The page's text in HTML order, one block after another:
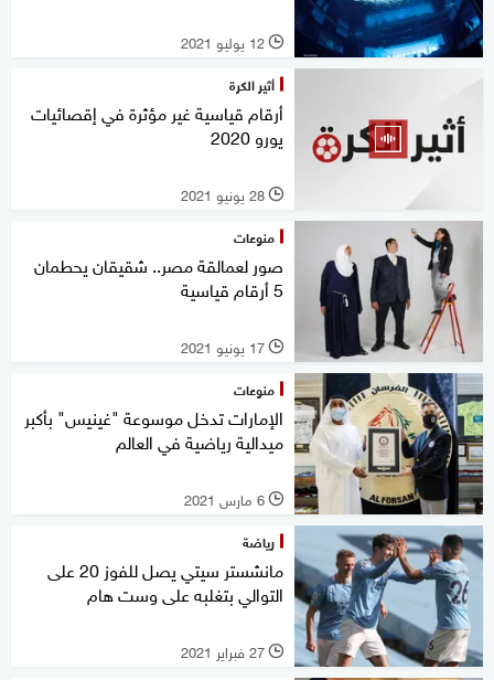
l 12 يوليو 2021
أثير الكرة
أرقام قياسية غير مؤثرة في إقصائيات
يورو 2020
l 28 يونيو 2021
منوعات
صور لعمالقة مصر.. شقيقان يحطمان
5 أرقام قياسية
l 17 يونيو 2021
منوعات
الإمارات تدخل موسوعة "غينيس" بأكبر
ميدالية رياضية في العالم
l 6 مارس 2021
رياضة
مانشستر سيتي يصل للفوز 20 على
التوالي بتغلبه على وست هام
l 27 فبراير 2021